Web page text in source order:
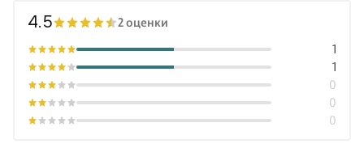
4.5 2 оценки
0
0
0
1
1